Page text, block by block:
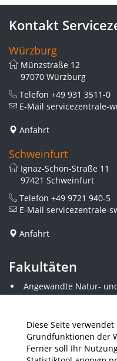
Diese Seite
Grundfunktionen der
Ferner soll Ihr
Kontakt
Würzburg
Münzstraße 12
97070 Würzburg
Telefon +49 931 3511-0
E-Mail servicezentrale-
Anfahrt
Schweinfurt
Ignaz-Schön-Straße 11
97421 Schweinfurt
Telefon +49 9721 940-5
E-Mail servicezentrale-
Anfahrt
Fakultäten
Angewandte Natur-
Angewandte
Elektrotechnik
Gestaltung
Informatik und
Kunststofftechnik und